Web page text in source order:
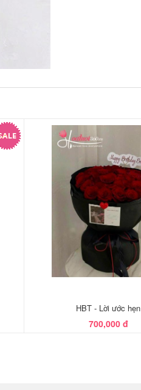
HBT - Lời ước hẹn
700,000 đ